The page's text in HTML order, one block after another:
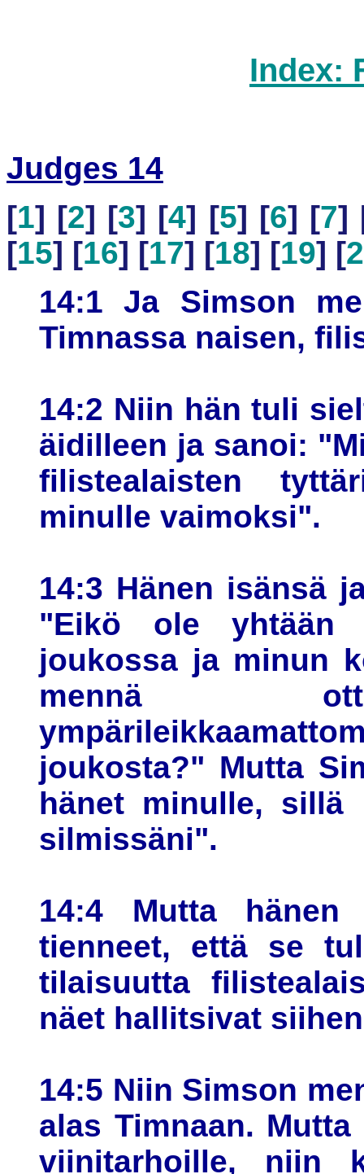
Index:
Judges 14
[1] [2] [3] [4] [5] [6] [7]
[15] [16] [17] [18] [19] [
14:1 Ja Simson
Timnassa naisen,
14:2 Niin hän tuli
äidilleen ja sanoi:
filistealaisten
minulle vaimoksi".
14:3 Hänen isänsä
"Eikö ole yhtään
joukossa ja minun
mennä
joukosta?" Mutta
hänet minulle, sillä
silmissäni".
14:4 Mutta
tienneet, että se
tilaisuutta
näet hallitsivat
14:5 Niin Simson
alas Timnaan.
viinitarhoille, niin